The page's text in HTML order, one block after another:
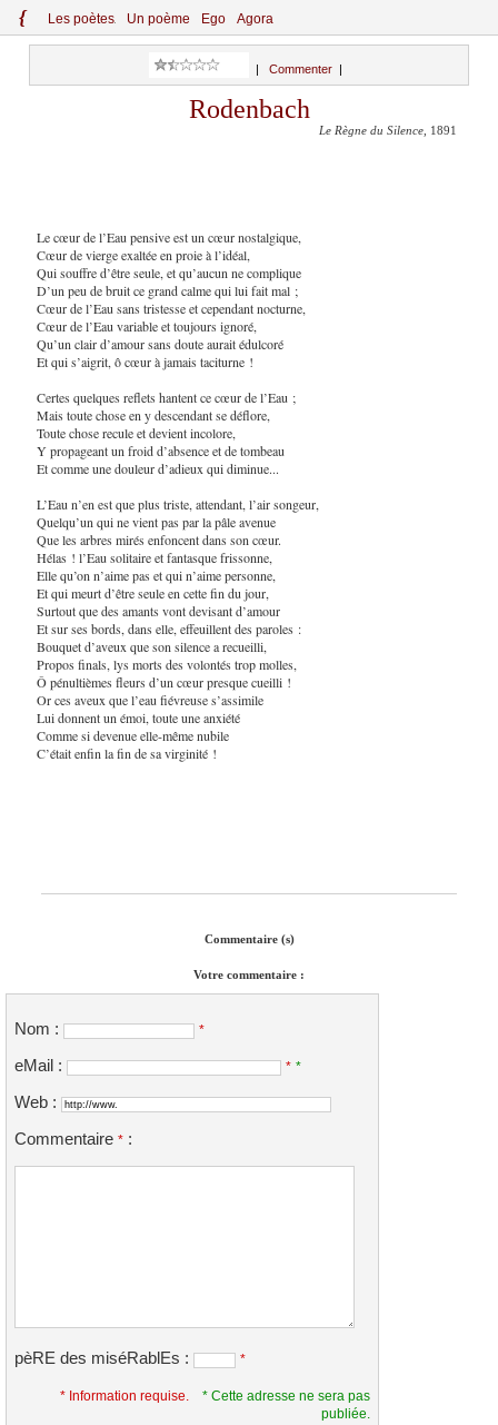
{ Les poètes Un poème Ego Agora
Commenter
Rodenbach
Le Règne du Silence , 1891
Le cœur de l’Eau pensive est un cœur nostalgique,
Cœur de vierge exaltée en proie à l’idéal,
Qui souffre d’être seule, et qu’aucun ne complique
D’un peu de bruit ce grand calme qui lui fait mal ;
Cœur de l’Eau sans tristesse et cependant nocturne,
Cœur de l’Eau variable et toujours ignoré,
Qu’un clair d’amour sans doute aurait édulcoré
Et qui s’aigrit, ô cœur à jamais taciturne !
Certes quelques reflets hantent ce cœur de l’Eau ;
Mais toute chose en y descendant se déflore,
Toute chose recule et devient incolore,
Y propageant un froid d’absence et de tombeau
Et comme une douleur d’adieux qui diminue...
L’Eau n’en est que plus triste, attendant, l’air songeur,
Quelqu’un qui ne vient pas par la pâle avenue
Que les arbres mirés enfoncent dans son cœur.
Hélas ! l’Eau solitaire et fantasque frissonne,
Elle qu’on n’aime pas et qui n’aime personne,
Et qui meurt d’être seule en cette fin du jour,
Surtout que des amants vont devisant d’amour
Et sur ses bords, dans elle, effeuillent des paroles :
Bouquet d’aveux que son silence a recueilli,
Propos finals, lys morts des volontés trop molles,
Ô pénultièmes fleurs d’un cœur presque cueilli !
Or ces aveux que l’eau fiévreuse s’assimile
Lui donnent un émoi, toute une anxiété
Comme si devenue elle-même nubile
C’était enfin la fin de sa virginité !
Commentaire (s)
Votre commentaire :
Nom : *
eMail : * *
Web :
Commentaire * :
pèRE des miséRablEs : *
* Information requise.
* Cette adresse ne sera pas
publiée.